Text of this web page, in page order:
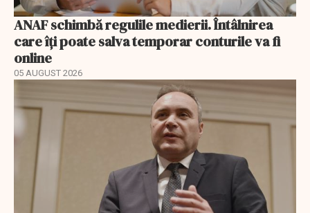
ANAF schimbă regulile medierii. Întâlnirea
care îți poate salva temporar conturile va fi
online
05 AUGUST 2026